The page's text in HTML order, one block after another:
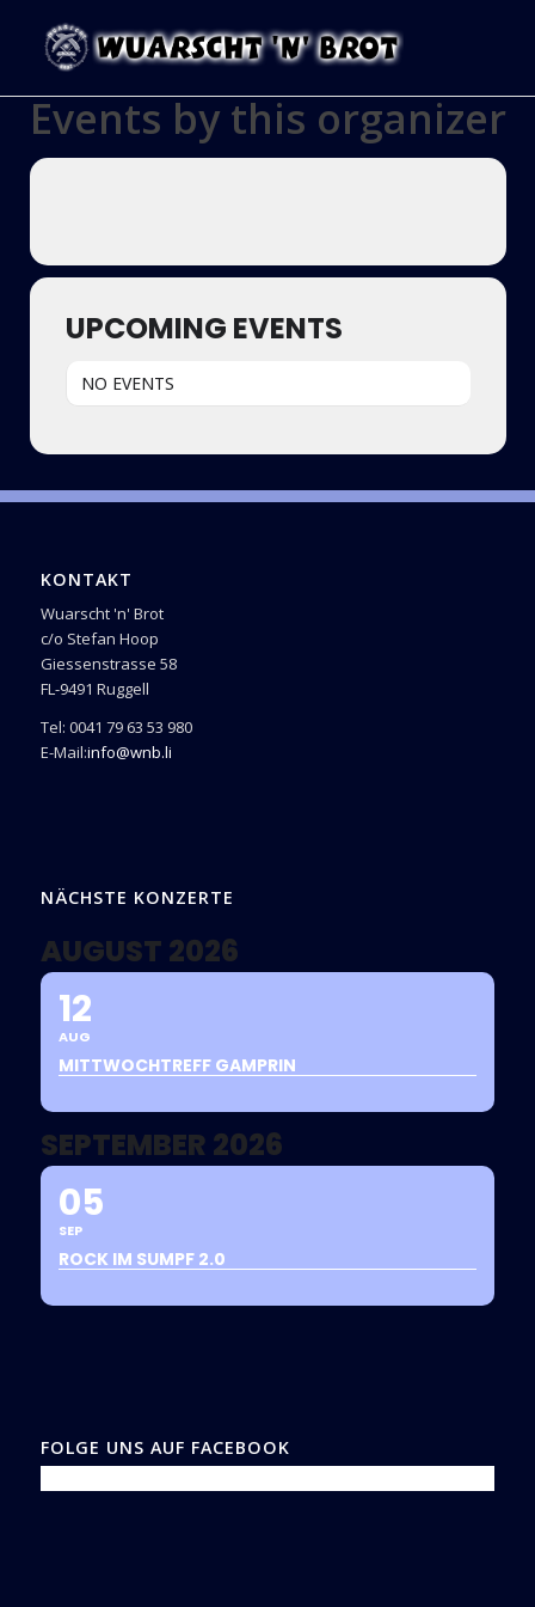
Events by this organizer
UPCOMING EVENTS
NO EVENTS
KONTAKT
Wuarscht 'n' Brot
c/o Stefan Hoop
Giessenstrasse 58
FL-9491 Ruggell
Tel: 0041 79 63 53 980
E-Mail:info@wnb.li
NÄCHSTE KONZERTE
AUGUST 2026
12
AUG
MITTWOCHTREFF GAMPRIN
SEPTEMBER 2026
05
SEP
ROCK IM SUMPF 2.0
FOLGE UNS AUF FACEBOOK